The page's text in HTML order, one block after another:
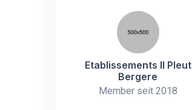
Etablissements Il Pleut
Bergere
Member seit 2018